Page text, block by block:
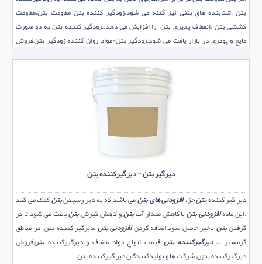
بتن ،شتابنده های بتنی نیز گفنه می شود.زودگیر کننده بتن مقاومت بتن،مقاومت
کششی بتن ،انعطاف پذیری بتن را افزایش می دهد..زودگیر کننده بتن به دو صورت
مایع و پودری در بازار یافت می شود.زودگیر بتن-مواد روان کننده زودگیر بتن,فروش
دیرگیر بتن - دیرگیرکننده بتن
دیر گیر کنندهبتنجزءافزودنی هایبتنمی باشد که به دیر رسیدنبتنکمک می کند
.این مادهافزودنی بتنبا کاهش مقدار آببتنو کاهش گیرشبتنباعث می شود تا در
گرفتنبتنتاخیر حاصل شود.اضافه کردنافزودنی بتن،دیرگیر کننده بتن، در مناطق
گرمسیر ... دیرگیرکننده بتن-قیمت انواع مواد مضاف و دیرگیرکنندهبتن,فروش
دیرگیرکننده بتون ,شرکت ها و تولیدکنندگان دیر گیرکننده بتن